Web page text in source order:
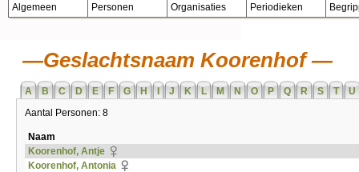
Algemeen Personen Organisaties Periodieken
Geslachtsnaam Koorenhof
A B C D E F G H J K L M N O P Q R S T
U
Aantal Personen: 8
Naam
Koorenhof, Antje
Koorenhof, Antonia